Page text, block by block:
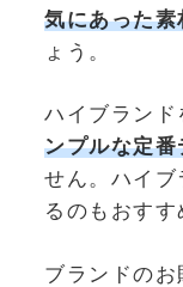
気にあった
ょう。
ハイブランド
ンプルな定番
せん。ハイブ
るのもおすす
ブランドの